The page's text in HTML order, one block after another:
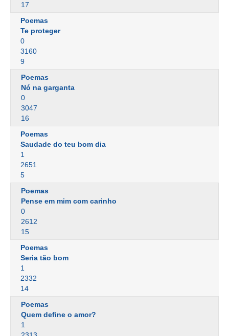
17
Poemas
Te proteger
0
3160
9
Poemas
Nó na garganta
0
3047
16
Poemas
Saudade do teu bom dia
1
2651
5
Poemas
Pense em mim com carinho
0
2612
15
Poemas
Seria tão bom
1
2332
14
Poemas
Quem define o amor?
1